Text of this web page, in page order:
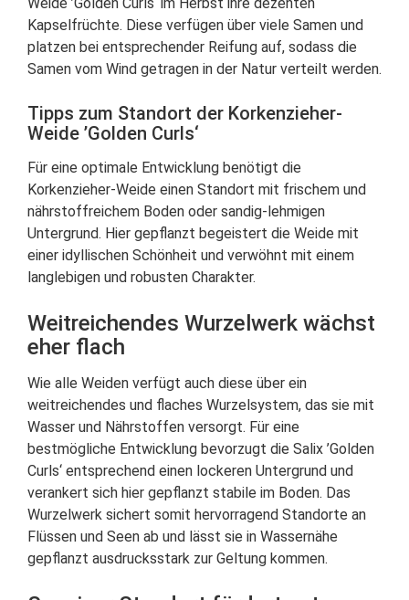
Kapselfrüchte. Diese verfügen über viele Samen und
platzen bei entsprechender Reifung auf, sodass die
Samen vom Wind getragen in der Natur verteilt werden.
Tipps zum Standort der Korkenzieher-
Weide ’Golden Curls‘
Für eine optimale Entwicklung benötigt die
Korkenzieher-Weide einen Standort mit frischem und
nährstoffreichem Boden oder sandig-lehmigen
Untergrund. Hier gepflanzt begeistert die Weide mit
einer idyllischen Schönheit und verwöhnt mit einem
langlebigen und robusten Charakter.
Weitreichendes Wurzelwerk wächst
eher flach
Wie alle Weiden verfügt auch diese über ein
weitreichendes und flaches Wurzelsystem, das sie mit
Wasser und Nährstoffen versorgt. Für eine
bestmögliche Entwicklung bevorzugt die Salix ’Golden
Curls‘ entsprechend einen lockeren Untergrund und
verankert sich hier gepflanzt stabile im Boden. Das
Wurzelwerk sichert somit hervorragend Standorte an
Flüssen und Seen ab und lässt sie in Wassernähe
gepflanzt ausdrucksstark zur Geltung kommen.